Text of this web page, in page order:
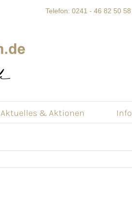
Telefon: 0241 - 46 82 50 58
Aktuelles & Aktionen Info